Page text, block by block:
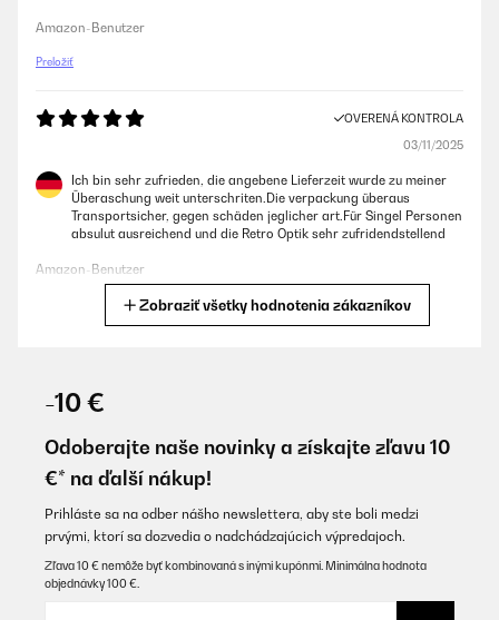
Amazon-Benutzer
Preložiť
OVERENÁ KONTROLA
03/11/2025
Ich bin sehr zufrieden, die angebene Lieferzeit wurde zu meiner
Überaschung weit unterschriten.Die verpackung überaus
Transportsicher, gegen schäden jeglicher art.Für Singel Personen
absulut ausreichend und die Retro Optik sehr zufridendstellend
Amazon-Benutzer
adquirido para mi local diner, estoy a la espera de una pequeña
reforma y la instare finalmente para darle su uso.Gracias...de
momento no la tengo en uso.
Usuario/a de amazon
Preložiť
OVERENÁ KONTROLA
Zobraziť všetky hodnotenia zákazníkov
-10 €
Odoberajte naše novinky a získajte zľavu 10
€* na ďalší nákup!
Prihláste sa na odber nášho newslettera, aby ste boli medzi
prvými, ktorí sa dozvedia o nadchádzajúcich výpredajoch.
Zľava 10 € nemôže byť kombinovaná s inými kupónmi. Minimálna hodnota
objednávky 100 €.